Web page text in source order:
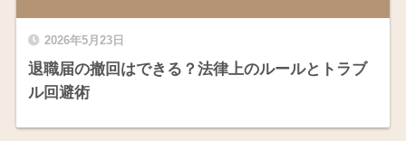
2026年5月23日
退職届の撤回はできる？法律上のルールとトラブ
ル回避術